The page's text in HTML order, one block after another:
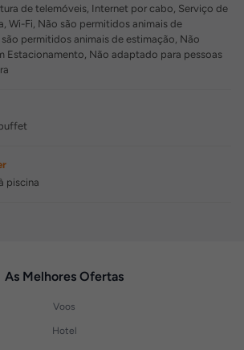
de telemóveis, Internet por cabo, Serviço de
Wi-Fi, Não são permitidos animais de
permitidos animais de estimação, Não
Estacionamento, Não adaptado para pessoas
piscina
As Melhores Ofertas
Voos
Hotel